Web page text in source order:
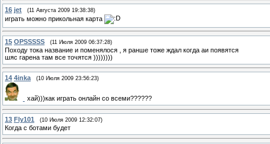
16 jet (11 Августа 2009 19:38:38)
играть можно прикольная карта
15 OPSSSSS (11 Июля 2009 06:37:28)
Походу тока название и поменялося , я ранше тоже ждал когда аи появятся
шяс гарена там все точятся ))))))))
14 4inka (10 Июля 2009 23:56:23)
хай)))как играть онлайн со всеми??????
13 Fly101 (10 Июля 2009 12:32:07)
Когда с ботами будет